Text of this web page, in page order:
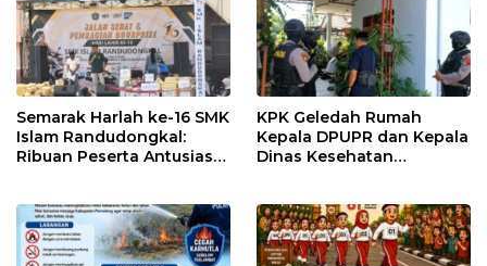
Semarak Harlah ke-16 SMK
Islam Randudongkal:
Ribuan Peserta Antusias
KPK Geledah Rumah
Kepala DPUPR dan Kepala
Dinas Kesehatan